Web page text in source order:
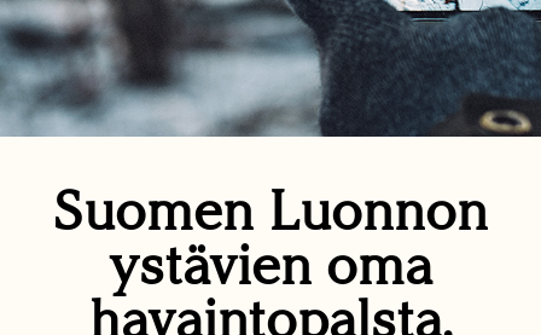
Suomen Luonnon
ystävien oma
havaintopalsta.